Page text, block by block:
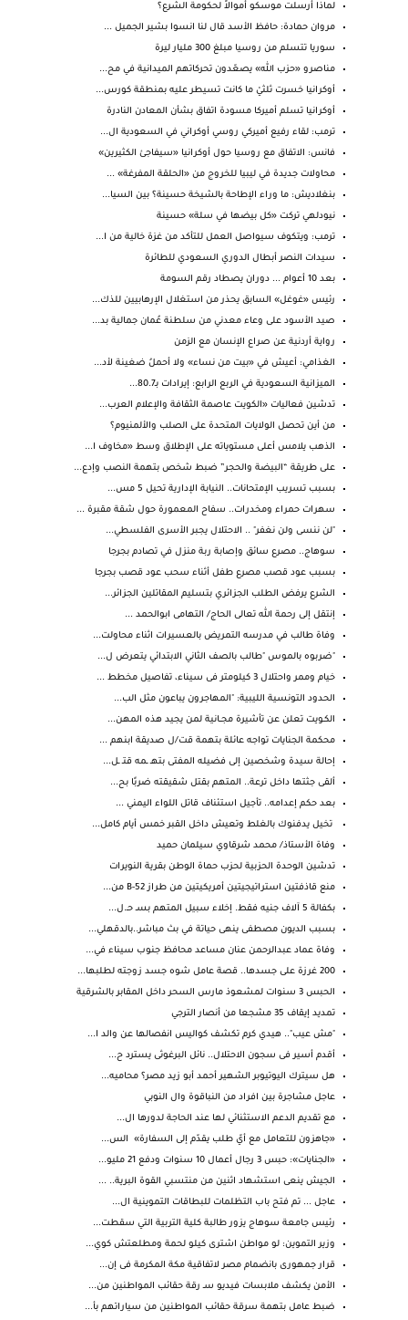
لماذا أرسلت موسكو أموالاً لحكومة الشرع؟
مروان حمادة: حافظ الأسد قال لنا انسوا بشير الجميل ...
سوريا تتسلم من روسيا مبلغ 300 مليار ليرة
مناصرو «حزب الله» يصعّدون تحركاتهم الميدانية في مح...
أوكرانيا خسرت ثلثيْ ما كانت تسيطر عليه بمنطقة كورس...
أوكرانيا تسلم أميركا مسودة اتفاق بشأن المعادن النادرة
ترمب: لقاء رفيع أميركي روسي أوكراني في السعودية ال...
فانس: الاتفاق مع روسيا حول أوكرانيا «سيفاجئ الكثيرين»
محاولات جديدة في ليبيا للخروج من «الحلقة المفرغة» ...
بنغلاديش: ما وراء الإطاحة بالشيخة حسينة؟ بين السيا...
نيودلهي تركت «كل بيضها في سلة» حسينة
ترمب: ويتكوف سيواصل العمل للتأكد من غزة خالية من ا...
سيدات النصر أبطال الدوري السعودي للطائرة
بعد 10 أعوام ... دوران يصطاد رقم السومة
رئيس «غوغل» السابق يحذر من استغلال الإرهابيين للذك...
صيد الأسود على وعاء معدني من سلطنة عُمان جمالية بد...
رواية أردنية عن صراع الإنسان مع الزمن
الغذامي: أعيش في «بيت من نساء» ولا أحملُ ضغينة لأد...
الميزانية السعودية في الربع الرابع: إيرادات بـ80.7...
تدشين فعاليات «الكويت عاصمة الثقافة والإعلام العرب...
من أين تحصل الولايات المتحدة على الصلب والألمنيوم؟
الذهب يلامس أعلى مستوياته على الإطلاق وسط «مخاوف ا...
على طريقة “البيضة والحجر” ضبط شخص بتهمة النصب وإدع...
بسبب تسريب الإمتحانات.. النيابة الإدارية تحيل 5 مس...
سهرات حمراء ومخدرات.. سفاح المعمورة حول شقة مقبرة ...
"لن ننسى ولن نغفر" .. الاحتلال يجبر الأسرى الفلسطي...
سوهاج.. مصرع سائق وإصابة ربة منزل في تصادم بجرجا
بسبب عود قصب مصرع طفل أثناء سحب عود قصب بجرجا
الشرع يرفض الطلب الجزائري بتسليم المقاتلين الجزائر...
إنتقل إلى رحمة الله تعالى الحاج/ التهامى ابوالحمد ...
وفاة طالب في مدرسه التمريض بالعسيرات اثناء محاولت...
"ضربوه بالموس "طالب بالصف الثاني الابتدائي يتعرض ل...
خيام وممر واحتلال 3 كيلومتر فى سيناء، تفاصيل مخطط ...
الحدود التونسية الليبية: "المهاجرون يباعون مثل الب...
الكـويت تعلن عن تأشيرة مجــانية لمن يجيد هذه المهن...
محكمة الجنايات تواجه عائلة بتهمة قت/ل صديقة ابنهم ...
إحالة سيدة وشخصين إلى فضيله المفتى بتهـ ـمه قتـ ـل...
ألقى جثتها داخل ترعة.. المتهم بقتل شقيقته ضربًا بح...
بعد حكم إعدامه.. تأجيل استئناف قاتل اللواء اليمني ...
تخيل يدفنوك بالغلط وتعيش داخل القبر خمس أيام كامل...
وفاة الأستاذ/ محمد شرقاوي سيلمان حميد
تدشين الوحدة الحزبية لحزب حماة الوطن بقرية النويرات
منع قاذفتين استراتيجيتين أمريكيتين من طراز B-52 من...
بكفالة 5 آلاف جنيه فقط. إخلاء سبيل المتهم بسـ حـ.ل...
بسبب الديون مصطفى ينهى حياتة في بث مباشر..بالدقهلي...
وفاة عماد عبدالرحمن عنان مساعد محافظ جنوب سيناء في...
200 غرزة على جسدها.. قصة عامل شوه جسد زوجته لطلبها...
الحبس 3 سنوات لمشعوذ مارس السحر داخل المقابر بالشرقية
تمديد إيقاف 35 مشجعا من أنصار الترجي
"مش عيب".. هيدي كرم تكشف كواليس انفصالها عن والد ا...
أقدم أسير فى سجون الاحتلال.. نائل البرغوثى يسترد ح...
هل سيترك اليوتيوبر الشهير أحمد أبو زيد مصر؟ محاميه...
عاجل مشاجرة بين افراد من النباقوة وال النوبي
مع تقديم الدعم الاستثنائي لها عند الحاجة لدورها ال...
«جاهزون للتعامل مع أيّ طلب يقدّم إلى السفارة» الس...
«الجنايات»: حبس 3 رجال أعمال 10 سنوات ودفع 21 مليو...
الجيش ينعى استشهاد اثنين من منتسبي القوة البرية.. ...
عاجل ... تم فتح باب التظلمات للبطاقات التموينية ال...
رئيس جامعة سوهاج يزور طالبة كلية التربية التي سقطت...
وزير التموين: لو مواطن اشترى كيلو لحمة ومطلعتش كوي...
قرار جمهورى بانضمام مصر لاتفاقية مكة المكرمة فى إن...
الأمن يكشف ملابسات فيديو سـ رقة حقائب المواطنين من...
ضبط عامل بتهمة سرقة حقائب المواطنين من سياراتهم بأ...